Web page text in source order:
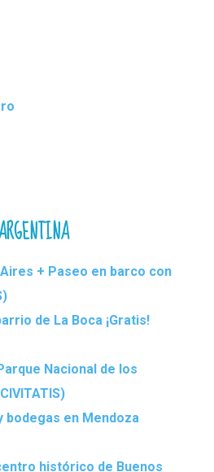
+ Paseo en barco con
de La Boca ¡Gratis!
Nacional de los
bodegas en Mendoza
histórico de Buenos